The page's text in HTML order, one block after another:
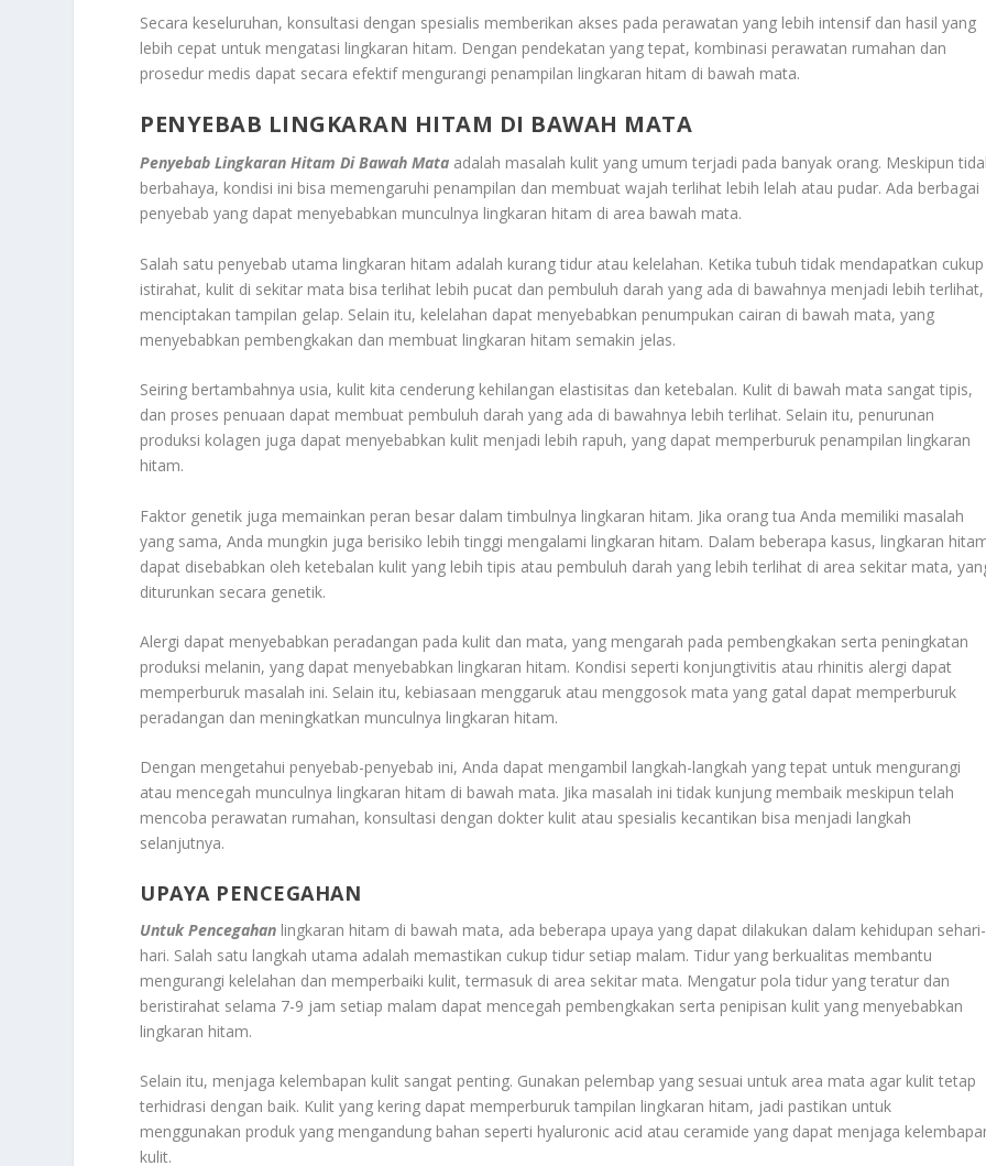
Secara keseluruhan, konsultasi dengan spesialis memberikan akses pada perawatan yang lebih intensif dan hasil yang
lebih cepat untuk mengatasi lingkaran hitam. Dengan pendekatan yang tepat, kombinasi perawatan rumahan dan
prosedur medis dapat secara efektif mengurangi penampilan lingkaran hitam di bawah mata.
PENYEBAB LINGKARAN HITAM DI BAWAH MATA
Penyebab Lingkaran Hitam Di Bawah Mata adalah masalah kulit yang umum terjadi pada banyak orang. Meskipun
berbahaya, kondisi ini bisa memengaruhi penampilan dan membuat wajah terlihat lebih lelah atau pudar. Ada berbagai
penyebab yang dapat menyebabkan munculnya lingkaran hitam di area bawah mata.
Salah satu penyebab utama lingkaran hitam adalah kurang tidur atau kelelahan. Ketika tubuh tidak mendapatkan cukup
istirahat, kulit di sekitar mata bisa terlihat lebih pucat dan pembuluh darah yang ada di bawahnya menjadi lebih terlihat,
menciptakan tampilan gelap. Selain itu, kelelahan dapat menyebabkan penumpukan cairan di bawah mata, yang
menyebabkan pembengkakan dan membuat lingkaran hitam semakin jelas.
Seiring bertambahnya usia, kulit kita cenderung kehilangan elastisitas dan ketebalan. Kulit di bawah mata sangat tipis,
dan proses penuaan dapat membuat pembuluh darah yang ada di bawahnya lebih terlihat. Selain itu, penurunan
produksi kolagen juga dapat menyebabkan kulit menjadi lebih rapuh, yang dapat memperburuk penampilan lingkaran
hitam.
Faktor genetik juga memainkan peran besar dalam timbulnya lingkaran hitam. Jika orang tua Anda memiliki masalah
yang sama, Anda mungkin juga berisiko lebih tinggi mengalami lingkaran hitam. Dalam beberapa kasus, lingkaran
dapat disebabkan oleh ketebalan kulit yang lebih tipis atau pembuluh darah yang lebih terlihat di area sekitar mata,
diturunkan secara genetik.
Alergi dapat menyebabkan peradangan pada kulit dan mata, yang mengarah pada pembengkakan serta peningkatan
produksi melanin, yang dapat menyebabkan lingkaran hitam. Kondisi seperti konjungtivitis atau rhinitis alergi dapat
memperburuk masalah ini. Selain itu, kebiasaan menggaruk atau menggosok mata yang gatal dapat memperburuk
peradangan dan meningkatkan munculnya lingkaran hitam.
Dengan mengetahui penyebab-penyebab ini, Anda dapat mengambil langkah-langkah yang tepat untuk mengurangi
atau mencegah munculnya lingkaran hitam di bawah mata. Jika masalah ini tidak kunjung membaik meskipun telah
mencoba perawatan rumahan, konsultasi dengan dokter kulit atau spesialis kecantikan bisa menjadi langkah
selanjutnya.
UPAYA PENCEGAHAN
Untuk Pencegahan lingkaran hitam di bawah mata, ada beberapa upaya yang dapat dilakukan dalam kehidupan sehari-
hari. Salah satu langkah utama adalah memastikan cukup tidur setiap malam. Tidur yang berkualitas membantu
mengurangi kelelahan dan memperbaiki kulit, termasuk di area sekitar mata. Mengatur pola tidur yang teratur dan
beristirahat selama 7-9 jam setiap malam dapat mencegah pembengkakan serta penipisan kulit yang menyebabkan
lingkaran hitam.
Selain itu, menjaga kelembapan kulit sangat penting. Gunakan pelembap yang sesuai untuk area mata agar kulit tetap
terhidrasi dengan baik. Kulit yang kering dapat memperburuk tampilan lingkaran hitam, jadi pastikan untuk
menggunakan produk yang mengandung bahan seperti hyaluronic acid atau ceramide yang dapat menjaga
kulit.